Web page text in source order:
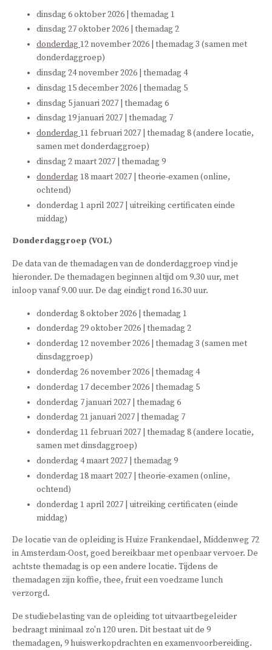
dinsdag 6 oktober 2026 | themadag 1
dinsdag 27 oktober 2026 | themadag 2
donderdag 12 november 2026 | themadag 3 (samen met
donderdaggroep)
dinsdag 24 november 2026 | themadag 4
dinsdag 15 december 2026 | themadag 5
dinsdag 5 januari 2027 | themadag 6
dinsdag 19 januari 2027 | themadag 7
donderdag 11 februari 2027 | themadag 8 (andere locatie,
samen met donderdaggroep)
dinsdag 2 maart 2027 | themadag 9
donderdag 18 maart 2027 | theorie-examen (online,
ochtend)
donderdag 1 april 2027 | uitreiking certificaten einde
middag)
Donderdaggroep (VOL)
De data van de themadagen van de donderdaggroep vind je
hieronder. De themadagen beginnen altijd om 9.30 uur, met
inloop vanaf 9.00 uur. De dag eindigt rond 16.30 uur.
donderdag 8 oktober 2026 | themadag 1
donderdag 29 oktober 2026 | themadag 2
donderdag 12 november 2026 | themadag 3 (samen met
dinsdaggroep)
donderdag 26 november 2026 | themadag 4
donderdag 17 december 2026 | themadag 5
donderdag 7 januari 2027 | themadag 6
donderdag 21 januari 2027 | themadag 7
donderdag 11 februari 2027 | themadag 8 (andere locatie,
samen met dinsdaggroep)
donderdag 4 maart 2027 | themadag 9
donderdag 18 maart 2027 | theorie-examen (online,
ochtend)
donderdag 1 april 2027 | uitreiking certificaten (einde
middag)
De locatie van de opleiding is Huize Frankendael, Middenweg 72
in Amsterdam-Oost, goed bereikbaar met openbaar vervoer. De
achtste themadag is op een andere locatie. Tijdens de
themadagen zijn koffie, thee, fruit een voedzame lunch
verzorgd.
De studiebelasting van de opleiding tot uitvaartbegeleider
bedraagt minimaal zo'n 120 uren. Dit bestaat uit de 9
themadagen, 9 huiswerkopdrachten en examenvoorbereiding.